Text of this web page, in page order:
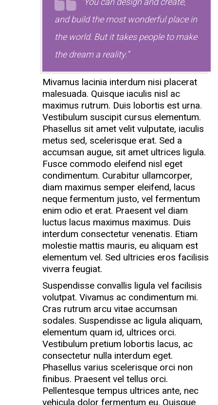
and build the most wonderful place in
the world. But it takes people to make
the dream a reality.”
Mivamus lacinia interdum nisi placerat
malesuada. Quisque iaculis nisl ac
maximus rutrum. Duis lobortis est urna.
Vestibulum suscipit cursus elementum.
Phasellus sit amet velit vulputate, iaculis
metus sed, scelerisque erat. Sed a
accumsan augue, sit amet ultrices ligula.
Fusce commodo eleifend nisl eget
condimentum. Curabitur ullamcorper,
diam maximus semper eleifend, lacus
neque fermentum justo, vel fermentum
enim odio et erat. Praesent vel diam
luctus lacus maximus maximus. Duis
interdum consectetur venenatis. Etiam
molestie mattis mauris, eu aliquam est
elementum vel. Sed ultricies eros facilisis
viverra feugiat.
Suspendisse convallis ligula vel facilisis
volutpat. Vivamus ac condimentum mi.
Cras rutrum arcu vitae accumsan
sodales. Suspendisse ac ligula aliquam,
elementum quam id, ultrices orci.
Vestibulum pretium lobortis lacus, ac
consectetur nulla interdum eget.
Phasellus varius scelerisque orci non
finibus. Praesent vel tellus orci.
Pellentesque tempus ultrices ante, nec
vehicula dolor fermentum eu. Quisque